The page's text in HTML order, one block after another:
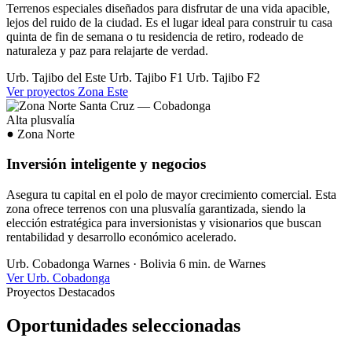
Terrenos especiales diseñados para disfrutar de una vida apacible,
lejos del ruido de la ciudad. Es el lugar ideal para construir tu casa
quinta de fin de semana o tu residencia de retiro, rodeado de
naturaleza y paz para relajarte de verdad.
Urb. Tajibo del Este Urb. Tajibo F1 Urb. Tajibo F2
Ver proyectos Zona Este
Alta plusvalía
Zona Norte
Inversión inteligente y negocios
Asegura tu capital en el polo de mayor crecimiento comercial. Esta
zona ofrece terrenos con una plusvalía garantizada, siendo la
elección estratégica para inversionistas y visionarios que buscan
rentabilidad y desarrollo económico acelerado.
Urb. Cobadonga Warnes · Bolivia 6 min. de Warnes
Ver Urb. Cobadonga
Proyectos Destacados
Oportunidades seleccionadas